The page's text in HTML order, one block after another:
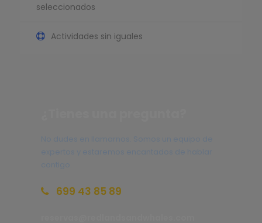
seleccionados
Actividades sin iguales
699 43 85 89